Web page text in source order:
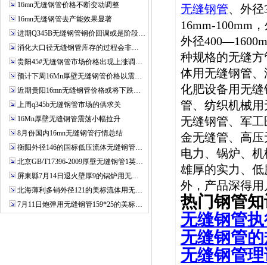
16mn无缝钢管价格不断变动调整
16mn无缝钢管去产能效果显著
进期Q345B无缝钢管钢价回调或是阶段…
消化大口径无缝钢管库存的过程会非…
贵阳45#无缝钢管市场价格出现上涨调…
预计下周16Mn厚壁无缝钢管价格以震…
近期贵阳16mn无缝钢管价格或将下跌…
上周q345b无缝钢管市场的供求关
16Mn厚壁无缝钢管震荡小幅拉升
8月份国内16mn无缝钢管行情总结
衡阳外径146的国标低压流体无缝钢管…
北京GB/T17396-2009厚壁无缝钢管1英…
屏東縣7月14日退火壁厚9的锅炉用无…
北海薄利多销外径121的美标流体用无…
7月11日炮弹用无缝钢管159*25的美标…
无缝钢管、外径
16mm-100mm
外径
种规格的无缝
体用无缝钢管
化肥设备用无
管、纺织机械
无缝钢管、军
金无缝管、高
电力、锅炉、
雄厚的实力、
外，产品深得
热门钢管
无缝钢管
无缝钢管
无缝钢管